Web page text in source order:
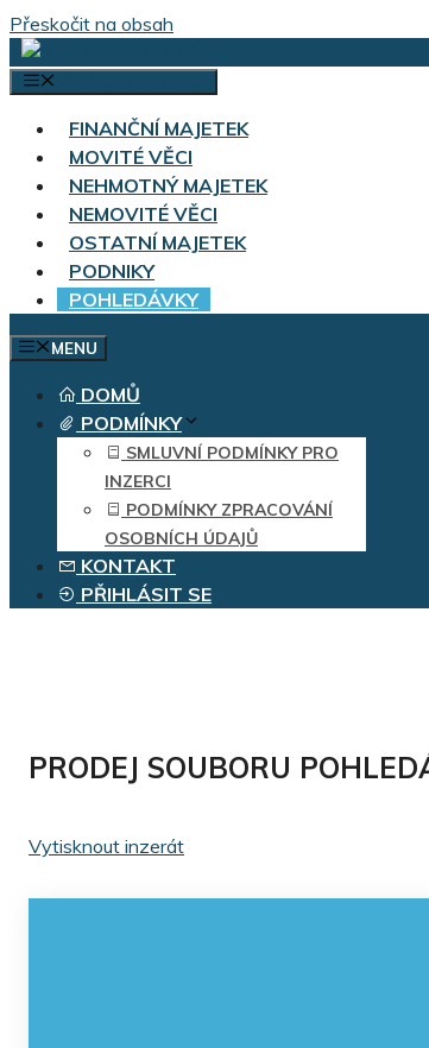
Přeskočit na obsah
FINANČNÍ MAJETEK
MOVITÉ VĚCI
NEHMOTNÝ MAJETEK
NEMOVITÉ VĚCI
OSTATNÍ MAJETEK
PODNIKY
POHLEDÁVKY
MENU
DOMŮ
PODMÍNKY
SMLUVNÍ PODMÍNKY PRO
INZERCI
PODMÍNKY ZPRACOVÁNÍ
OSOBNÍCH ÚDAJŮ
KONTAKT
PŘIHLÁSIT SE
PRODEJ SOUBORU
Vytisknout inzerát